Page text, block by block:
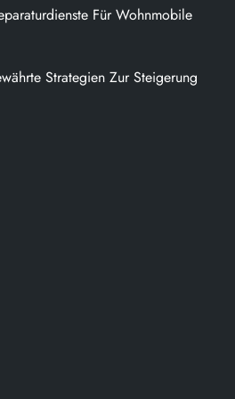
Für Wohnmobile
Strategien Zur Steigerung